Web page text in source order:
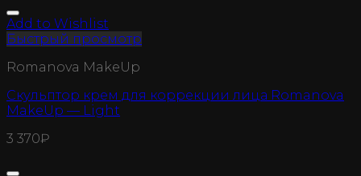
Add to Wishlist
Быстрый просмотр
Romanova MakeUp
Скульптор крем для коррекции лица Romanova
MakeUp — Light
3 370₽